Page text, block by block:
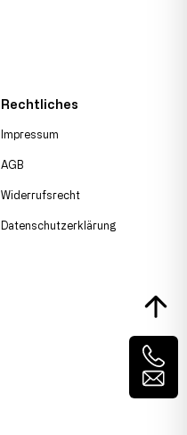
Rechtliches
Impressum
AGB
Widerrufsrecht
Datenschutzerklärung